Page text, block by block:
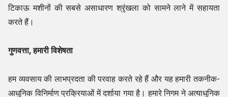
टिकाऊ मशीनों की सबसे असाधारण श्रृंखला को सामने लाने में सहायता
करते हैं।
गुणवत्ता, हमारी विशेषता
हम व्यवसाय की लाभप्रदता की परवाह करते रहे हैं और यह हमारी तकनीक-
आधुनिक विनिर्माण प्रक्रियाओं में दर्शाया गया है। हमारे निगम ने अत्याधुनिक